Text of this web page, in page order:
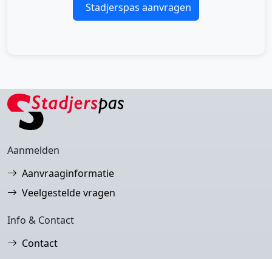
Stadjerspas aanvragen
Aanmelden
Aanvraaginformatie
Veelgestelde vragen
Info & Contact
Contact